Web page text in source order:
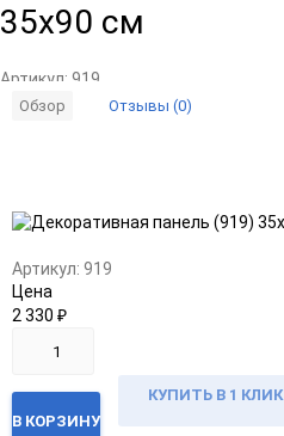
35x90 см
Артикул: 919
Обзор Отзывы (0)
в
к
Артикул: 919
Цена
2 330 ₽
В КОРЗИНУ
КУПИТЬ В 1 КЛИК